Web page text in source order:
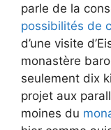
parle de la
possibilités de
d’une visite
monastère
seulement dix
projet aux
moines du